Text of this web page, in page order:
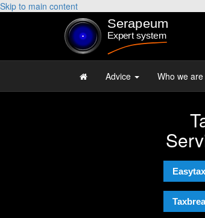
Skip to main content
Advice Who we are